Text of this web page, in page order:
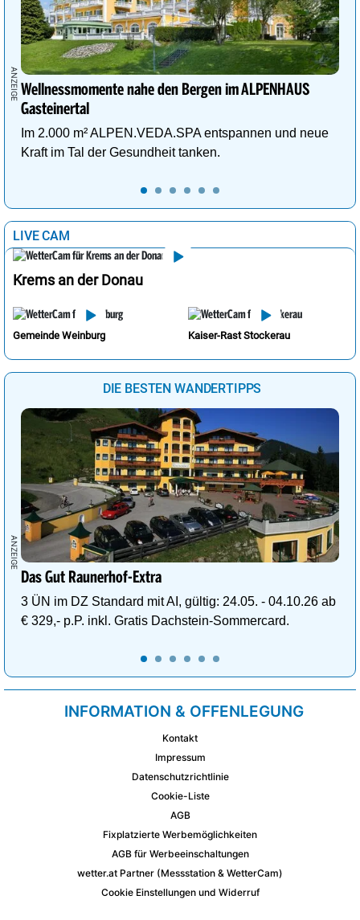
Wellnessmomente nahe den Bergen im ALPENHAUS
Gasteinertal
Im 2.000 m² ALPEN.VEDA.SPA entspannen und neue
Kraft im Tal der Gesundheit tanken.
LIVE CAM
Krems an der Donau
Gemeinde Weinburg Kaiser-Rast Stockerau
DIE BESTEN WANDERTIPPS
Das Gut Raunerhof-Extra
3 ÜN im DZ Standard mit AI, gültig: 24.05. - 04.10.26 ab
€ 329,- p.P. inkl. Gratis Dachstein-Sommercard.
INFORMATION & OFFENLEGUNG
Kontakt
Impressum
Datenschutzrichtlinie
Cookie-Liste
AGB
Fixplatzierte Werbemöglichkeiten
AGB für Werbeeinschaltungen
wetter.at Partner (Messstation & WetterCam)
Cookie Einstellungen und Widerruf